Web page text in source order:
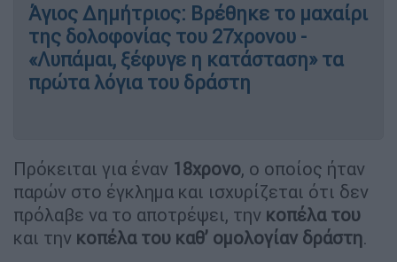
Άγιος Δημήτριος: Βρέθηκε το μαχαίρι
της δολοφονίας του 27χρονου -
«Λυπάμαι, ξέφυγε η κατάσταση» τα
πρώτα λόγια του δράστη
Πρόκειται για έναν 18χρονο, ο οποίος ήταν
παρών στο έγκλημα και ισχυρίζεται ότι δεν
πρόλαβε να το αποτρέψει, την κοπέλα του
και την κοπέλα του καθ’ ομολογίαν δράστη.